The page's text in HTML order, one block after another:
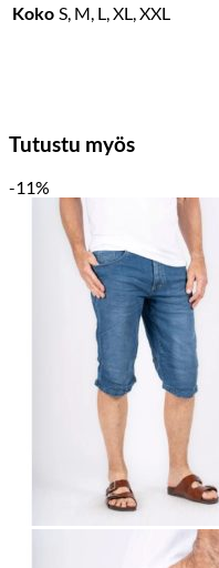
Koko S, M, L, XL, XXL
Tutustu myös
-11%